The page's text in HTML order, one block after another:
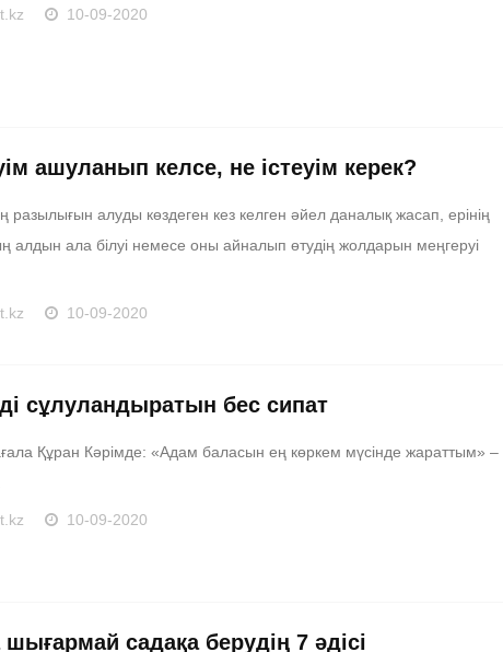
10-09-2020
ашуланып келсе, не істеуім керек?
разылығын алуды көздеген кез келген әйел даналық жасап, ерінің
алдын ала білуі немесе оны айналып өтудің жолдарын меңгеруі
10-09-2020
сұлуландыратын бес сипат
Құран Кәрімде: «Адам баласын ең көркем мүсінде жараттым» –
10-09-2020
садақа берудің 7 әдісі